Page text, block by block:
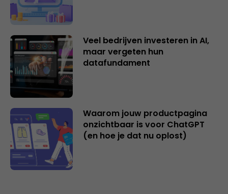
Veel bedrijven investeren in AI,
maar vergeten hun
datafundament
Waarom jouw productpagina
onzichtbaar is voor ChatGPT
(en hoe je dat nu oplost)